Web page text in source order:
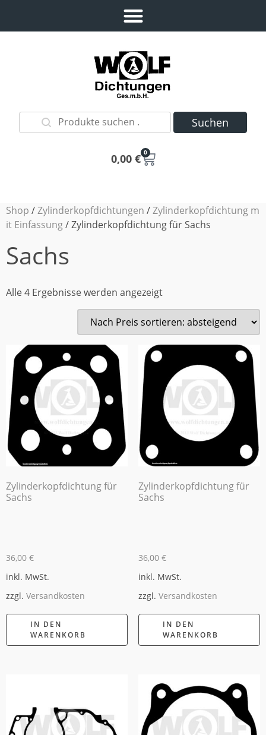
Suchen
0,00 € 0
Shop /Zylinderkopfdichtungen /Zylinderkopfdichtung m
it Einfassung/ Zylinderkopfdichtung für Sachs
Sachs
Alle 4 Ergebnisse werden angezeigt
Zylinderkopfdichtung für
Sachs
36,00 €
inkl. MwSt.
zzgl. Versandkosten
IN DEN
WARENKORB
Zylinderkopfdichtung für
Sachs
36,00 €
inkl. MwSt.
zzgl. Versandkosten
IN DEN
WARENKORB